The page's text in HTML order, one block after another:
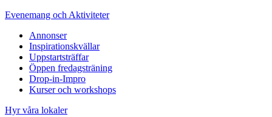
Evenemang och Aktiviteter
Annonser
Inspirationskvällar
Uppstartsträffar
Öppen fredagsträning
Drop-in-Impro
Kurser och workshops
Hyr våra lokaler